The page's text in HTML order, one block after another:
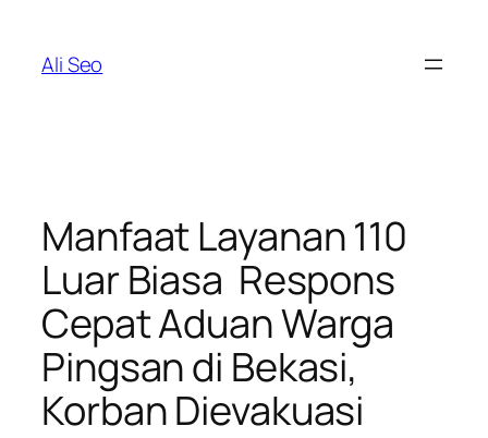
content
Ali Seo
Manfaat Layanan 110
Luar Biasa Respons
Cepat Aduan Warga
Pingsan di Bekasi,
Korban Dievakuasi